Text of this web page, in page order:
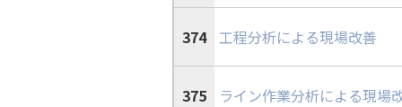
374 工程分析による現場改善
375 ライン作業分析による現場